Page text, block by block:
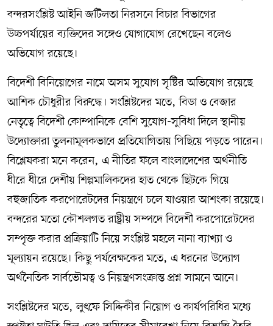
বন্দরসংশ্লিষ্ট আইনি জটিলতা নিরসনে বিচার বিভাগের
উচ্চপর্যায়ের ব্যক্তিদের সঙ্গেও যোগাযোগ রেখেছেন বলেও
অভিযোগ রয়েছে।
বিদেশী বিনিয়োগের নামে অসম সুযোগ সৃষ্টির অভিযোগ রয়েছে
আশিক চৌধুরীর বিরুদ্ধে। সংশ্লিষ্টদের মতে, বিডা ও বেজার
নেতৃত্বে বিদেশী কোম্পানিকে বেশি সুযোগ-সুবিধা দিলে স্থানীয়
উদ্যোক্তারা তুলনামূলকভাবে প্রতিযোগিতায় পিছিয়ে পড়তে পারেন।
বিশ্লেষকরা মনে করেন, এ নীতির ফলে বাংলাদেশের অর্থনীতি
ধীরে ধীরে দেশীয় শিল্পমালিকদের হাত থেকে ছিটকে গিয়ে
বহুজাতিক করপোরেটদের নিয়ন্ত্রণে চলে যাওয়ার আশংকা রয়েছে।
বন্দরের মতো কৌশলগত রাষ্ট্রীয় সম্পদে বিদেশী করপোরেটদের
সম্পৃক্ত করার প্রক্রিয়াটি নিয়ে সংশ্লিষ্ট মহলে নানা ব্যাখ্যা ও
মূল্যায়ন রয়েছে। কিছু পর্যবেক্ষকের মতে, এ ধরনের উদ্যোগ
অর্থনৈতিক সার্বভৌমত্ব ও নিয়ন্ত্রণসংক্রান্ত প্রশ্ন সামনে আনে।
সংশ্লিষ্টদের মতে, লুৎফে সিদ্দিকীর নিয়োগ ও কার্যপরিধির মধ্যে